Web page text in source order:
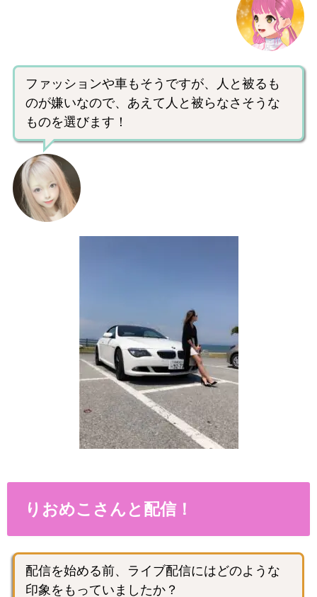
ファッションや車もそうですが、人と被るも
のが嫌いなので、あえて人と被らなさそうな
ものを選びます！
りおめこさんと配信！
配信を始める前、ライブ配信にはどのような
印象をもっていましたか？